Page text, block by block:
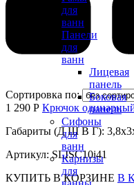
для
ванн
Панели
для
ванн
Лицевая
панель
Боковая
панель
Сифоны
для
ванн
Карнизы
для
Сортировка по:
1 290 Р Крючок
Габариты (Д Ш В Г):
Артикул: SLISC10i41
КУПИТЬ В КОРЗИНЕ В